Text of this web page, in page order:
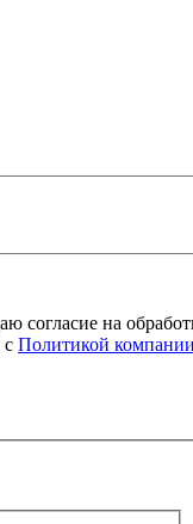
согласие на
с Политикой